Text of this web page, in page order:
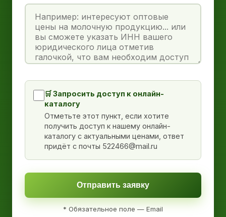
🛒 Запросить доступ к онлайн-
каталогу
Отметьте этот пункт, если хотите
получить доступ к нашему онлайн-
каталогу с актуальными ценами, ответ
придёт с почты 522466@mail.ru
Отправить заявку
* Обязательное поле — Email